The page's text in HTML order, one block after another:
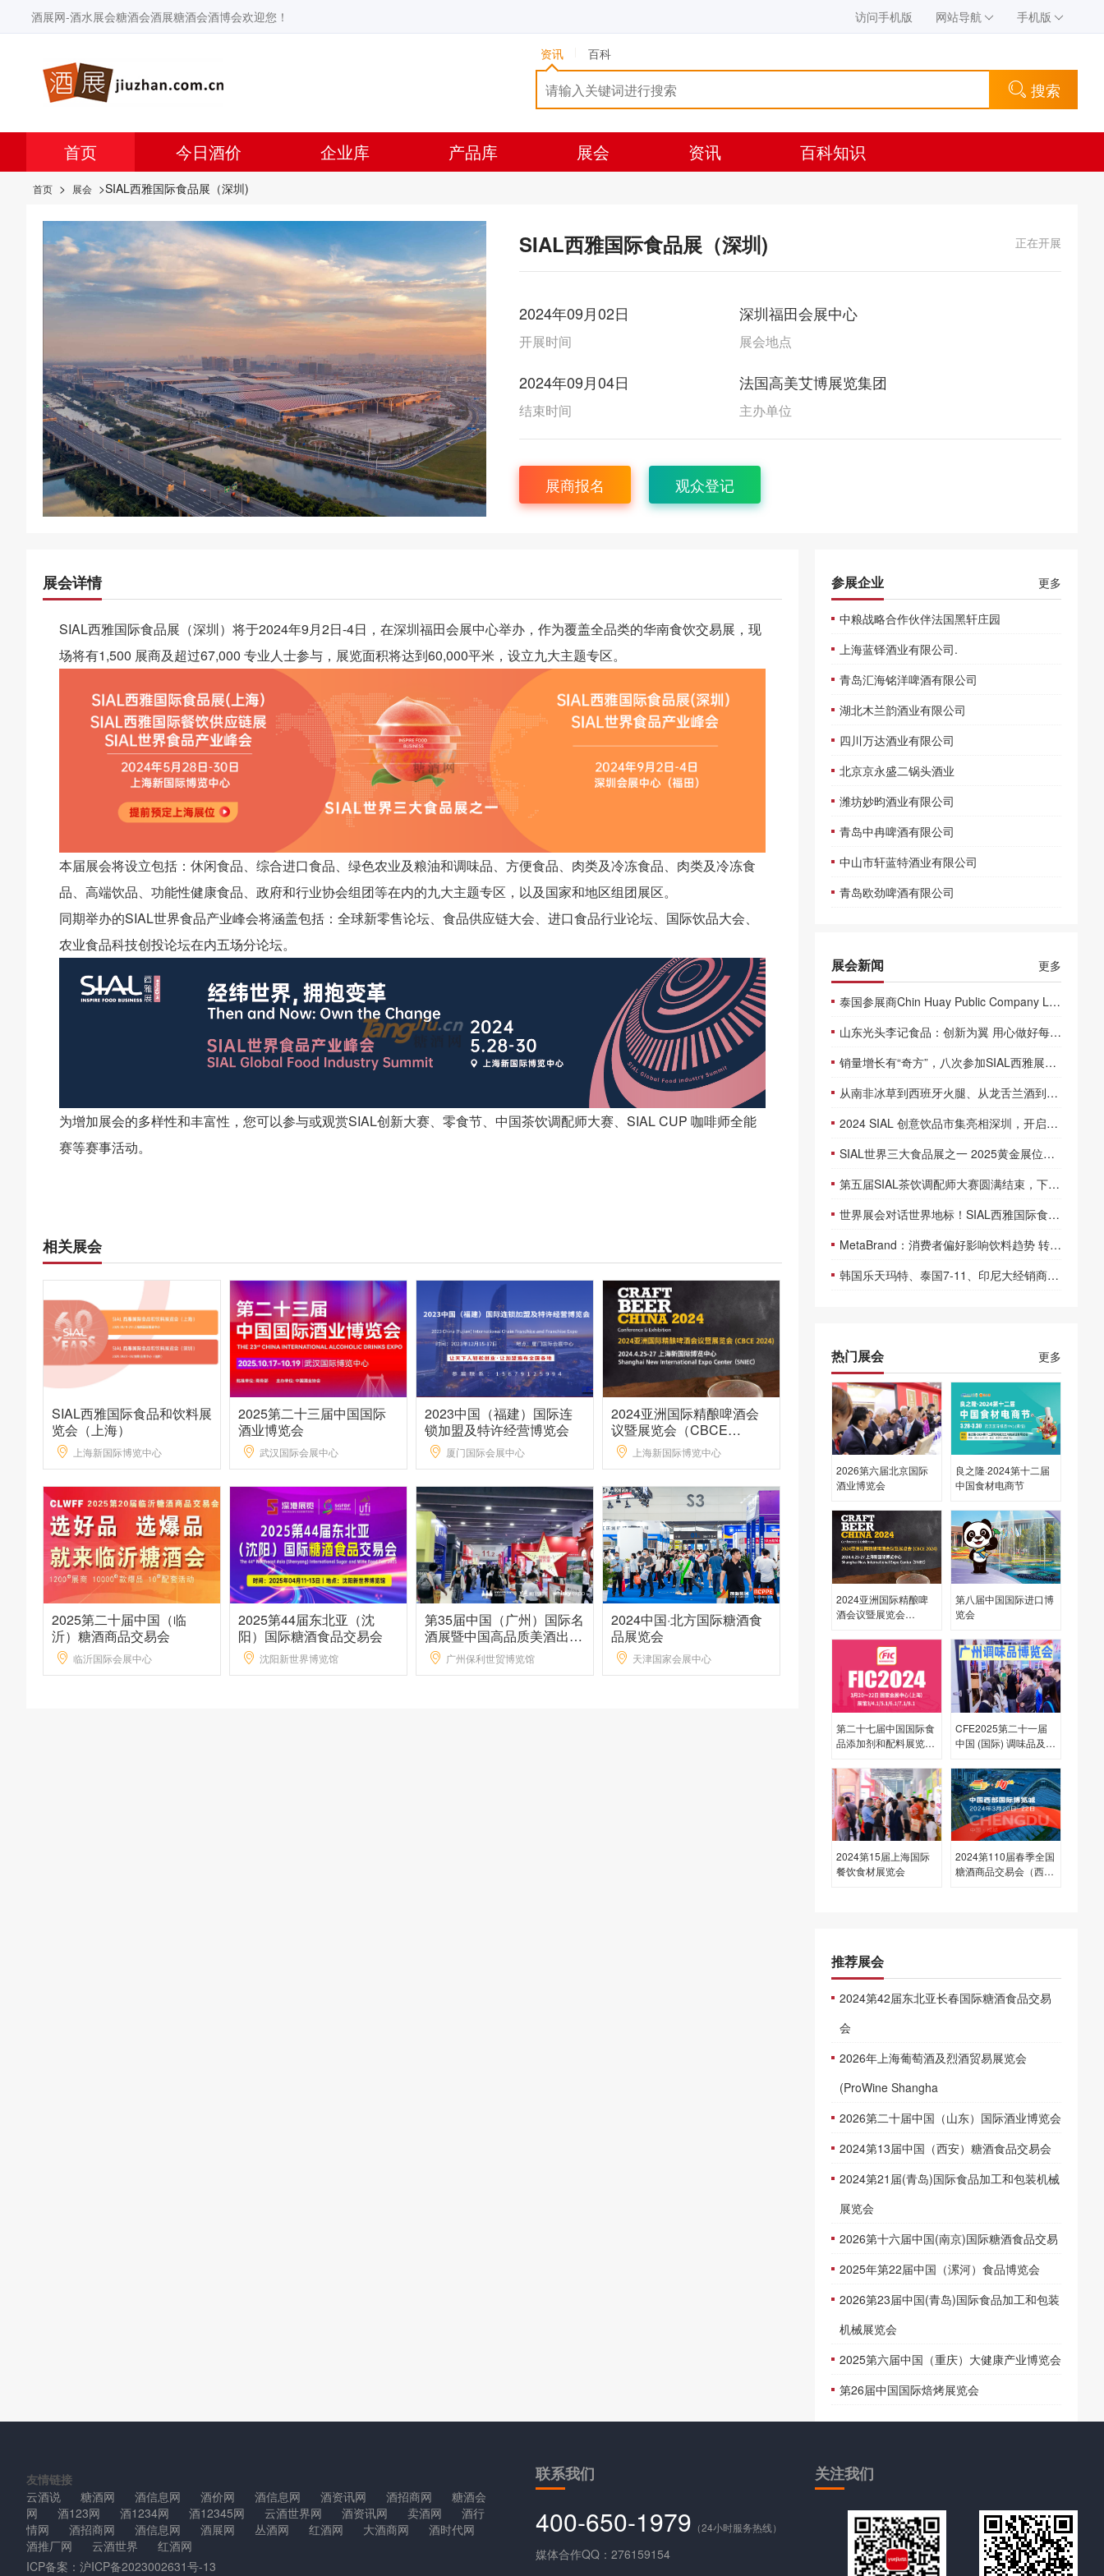
酒展网-酒水展会糖酒会酒展糖酒会酒博会欢迎您！ 访问手机版 网站导航 手机版
资讯 百科
搜索
首页 今日酒价 企业库 产品库 展会 资讯 百科知识
首页 > 展会 >SIAL西雅国际食品展（深圳)
SIAL西雅国际食品展（深圳) 正在开展
2024年09月02日
开展时间
深圳福田会展中心
展会地点
2024年09月04日
结束时间
法国高美艾博展览集团
主办单位
展商报名 观众登记
展会详情
SIAL西雅国际食品展（深圳）将于2024年9月2日-4日，在深圳福田会展中心举办，作为覆盖全品类的华南食饮交易展，现
场将有1,500 展商及超过67,000 专业人士参与，展览面积将达到60,000平米，设立九大主题专区。
本届展会将设立包括：休闲食品、综合进口食品、绿色农业及粮油和调味品、方便食品、肉类及冷冻食品、肉类及冷冻食
品、高端饮品、功能性健康食品、政府和行业协会组团等在内的九大主题专区，以及国家和地区组团展区。
同期举办的SIAL世界食品产业峰会将涵盖包括：全球新零售论坛、食品供应链大会、进口食品行业论坛、国际饮品大会、
农业食品科技创投论坛在内五场分论坛。
为增加展会的多样性和丰富性，您可以参与或观赏SIAL创新大赛、零食节、中国茶饮调配师大赛、SIAL CUP 咖啡师全能
赛等赛事活动。
相关展会
SIAL西雅国际食品和饮料展
览会（上海）
上海新国际博览中心
2025第二十三届中国国际
酒业博览会
武汉国际会展中心
2023中国（福建）国际连
锁加盟及特许经营博览会
厦门国际会展中心
2024亚洲国际精酿啤酒会
议暨展览会（CBCE
2024）上海新国际博览中心
2025第二十届中国（临
沂）糖酒商品交易会
临沂国际会展中心
2025第44届东北亚（沈
阳）国际糖酒食品交易会
沈阳新世界博览馆
第35届中国（广州）国际名
酒展暨中国高品质美酒出口
展
广州保利世贸博览馆
2024中国·北方国际糖酒食
品展览会
天津国家会展中心
参展企业 更多
中粮战略合作伙伴法国黑轩庄园
上海蓝铎酒业有限公司.
青岛汇海铭洋啤酒有限公司
湖北木兰韵酒业有限公司
四川万达酒业有限公司
北京京永盛二锅头酒业
潍坊妙昀酒业有限公司
青岛中冉啤酒有限公司
中山市轩蓝特酒业有限公司
青岛欧劲啤酒有限公司
展会新闻 更多
泰国参展商Chin Huay Public Company Limited：通过西雅国际食品展，增强了进军中国市场的信心
山东光头李记食品：创新为翼 用心做好每一种产品
销量增长有“奇方”，八次参加SIAL西雅展的奇峰食品聚焦品类创新
从南非冰草到西班牙火腿、从龙舌兰酒到泰国椰子水，盘点通过SIAL 西雅展打开中国市场的展商们
2024 SIAL 创意饮品市集亮相深圳，开启味蕾奇幻之旅
SIAL世界三大食品展之一 2025黄金展位稀缺 抢定享无限商机
第五届SIAL茶饮调配师大赛圆满结束，下一届福州见！
世界展会对话世界地标！SIAL西雅国际食品展深圳盛大开幕
MetaBrand：消费者偏好影响饮料趋势 转向更健康的替代品
韩国乐天玛特、泰国7-11、印尼大经销商、英国Go Superfoods、加拿大SHINY STAR等大买家都来深圳抢订单啦！
热门展会 更多
2026第六届北京国际
酒业博览会
良之隆·2024第十二届
中国食材电商节
2024亚洲国际精酿啤
酒会议暨展览会
第八届中国国际进口博
览会
第二十七届中国国际食
品添加剂和配料展览会
CFE2025第二十一届
中国 (国际) 调味品及食
2024第15届上海国际
餐饮食材展览会
2024第110届春季全国
糖酒商品交易会（西博
推荐展会
2024第42届东北亚长春国际糖酒食品交易
会
2026年上海葡萄酒及烈酒贸易展览会
(ProWine Shangha
2026第二十届中国（山东）国际酒业博览会
2024第13届中国（西安）糖酒食品交易会
2024第21届(青岛)国际食品加工和包装机械
展览会
2026第十六届中国(南京)国际糖酒食品交易
2025年第22届中国（漯河）食品博览会
2026第23届中国(青岛)国际食品加工和包装
机械展览会
2025第六届中国（重庆）大健康产业博览会
第26届中国国际焙烤展览会
友情链接
云酒说
糖酒网 酒信息网 酒价网 酒信息网 酒资讯网 酒招商网
糖酒会
网
酒123网 酒1234网 酒12345网 云酒世界网 酒资讯网 卖酒网
酒行
情网
酒招商网 酒信息网 酒展网 丛酒网 红酒网 大酒商网
酒时代网
酒推厂网
云酒世界
红酒网
ICP备案： 沪ICP备2023002631号-13
联系我们
400-650-1979 （24小时服务热线）
媒体合作QQ：276159154
关注我们